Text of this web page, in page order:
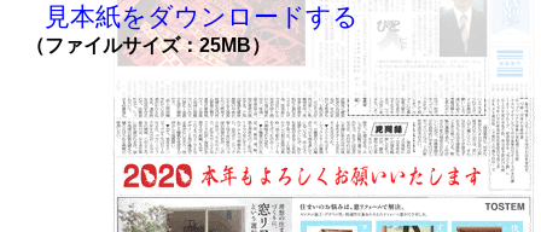
見本紙をダウンロードする
（ファイルサイズ：25MB）